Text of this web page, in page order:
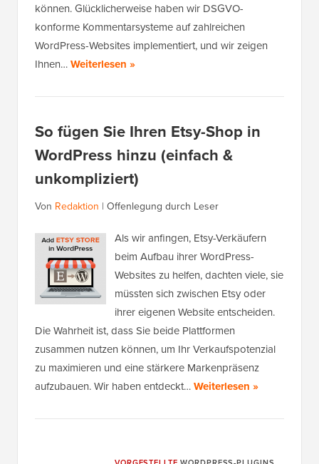
können. Glücklicherweise haben wir DSGVO-
konforme Kommentarsysteme auf zahlreichen
WordPress-Websites implementiert, und wir zeigen
Ihnen…Weiterlesen »
So fügen Sie Ihren Etsy-Shop in
WordPress hinzu (einfach &
unkompliziert)
Von Redaktion | Offenlegung durch Leser
Als wir anfingen, Etsy-Verkäufern
beim Aufbau ihrer WordPress-
Websites zu helfen, dachten viele, sie
müssten sich zwischen Etsy oder
ihrer eigenen Website entscheiden.
Die Wahrheit ist, dass Sie beide Plattformen
zusammen nutzen können, um Ihr Verkaufspotenzial
zu maximieren und eine stärkere Markenpräsenz
aufzubauen. Wir haben entdeckt…Weiterlesen »